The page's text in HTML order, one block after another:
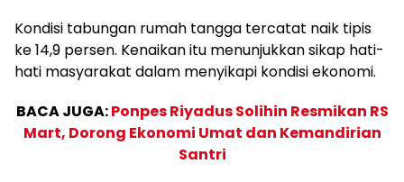
Kondisi tabungan rumah tangga tercatat naik tipis
ke 14,9 persen. Kenaikan itu menunjukkan sikap hati-
hati masyarakat dalam menyikapi kondisi ekonomi.
BACA JUGA:Ponpes Riyadus Solihin Resmikan RS
Mart, Dorong Ekonomi Umat dan Kemandirian
Santri